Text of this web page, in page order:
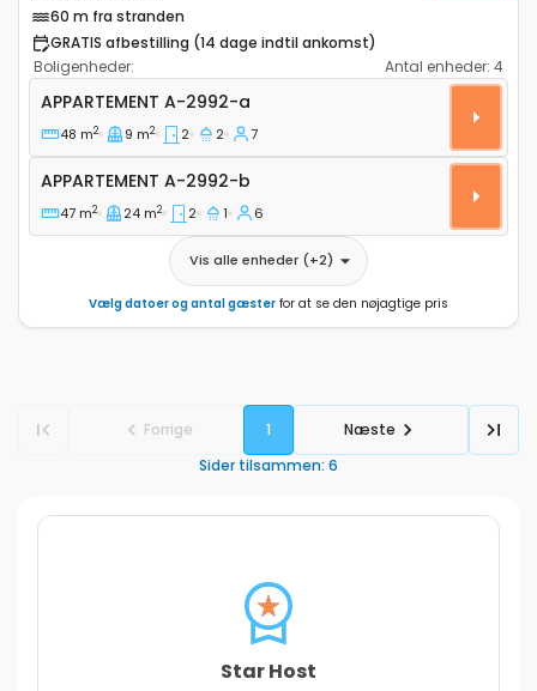
60 m fra stranden
GRATIS afbestilling (14 dage indtil ankomst)
Boligenheder:
Antal enheder: 4
Toværelses lejlighed Duce, Omis A-2992-a
APPARTEMENT A-2992-a
48 m2 9 m2 2 2 7
Appartement A-2992-b
APPARTEMENT A-2992-b
47 m2 24 m2 2 1 6
Vis alle enheder (+2)
Vælg datoer og antal gæster for at se den nøjagtige pris
Forrige 1
Næste
Sider tilsammen: 6
Star Host